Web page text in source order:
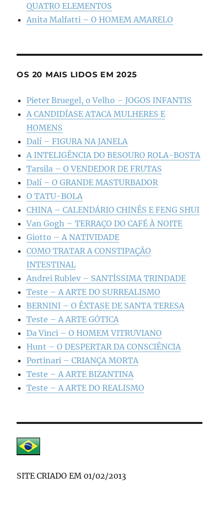
QUATRO ELEMENTOS
Anita Malfatti – O HOMEM AMARELO
OS 20 MAIS LIDOS EM 2025
Pieter Bruegel, o Velho – JOGOS INFANTIS
A CANDIDÍASE ATACA MULHERES E
HOMENS
Dalí – FIGURA NA JANELA
A INTELIGÊNCIA DO BESOURO ROLA-BOSTA
Tarsila – O VENDEDOR DE FRUTAS
Dalí – O GRANDE MASTURBADOR
O TATU-BOLA
CHINA – CALENDÁRIO CHINÊS E FENG SHUI
Van Gogh – TERRAÇO DO CAFÉ À NOITE
Giotto – A NATIVIDADE
COMO TRATAR A CONSTIPAÇÃO
INTESTINAL
Andrei Rublev – SANTÍSSIMA TRINDADE
Teste – A ARTE DO SURREALISMO
BERNINI – O ÊXTASE DE SANTA TERESA
Teste – A ARTE GÓTICA
Da Vinci – O HOMEM VITRUVIANO
Hunt – O DESPERTAR DA CONSCIÊNCIA
Portinari – CRIANÇA MORTA
Teste – A ARTE BIZANTINA
Teste – A ARTE DO REALISMO
SITE CRIADO EM 01/02/2013